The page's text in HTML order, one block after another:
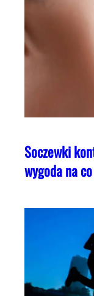
Soczewki
wygoda na